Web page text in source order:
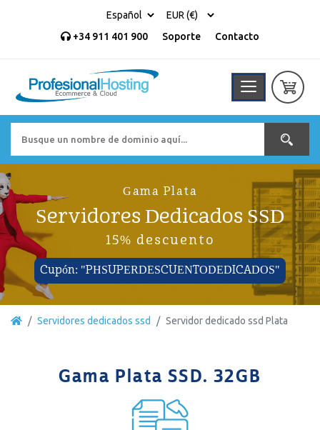
+34 911 401 900 Soporte Contacto
Gama Plata
Servidores Dedicados SSD
15% descuento
Cupón: "PHSUPERDESCUENTODEDICADOS"
Servidores dedicados ssd Servidor dedicado ssd Plata
Gama Plata SSD. 32GB